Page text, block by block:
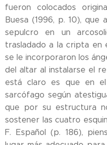
fueron colocados
Buesa (1996, p. 10),
sepulcro en un
trasladado a la cripta en
se le incorporaron los
del altar al instalarse el
está claro es que en
sarcófago según
que por su estructura
sostener las cuatro
F. Español (p. 186),